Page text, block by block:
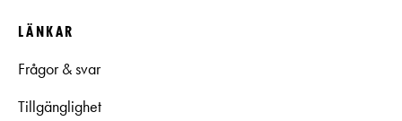
LÄNKAR
Frågor & svar
Tillgänglighet